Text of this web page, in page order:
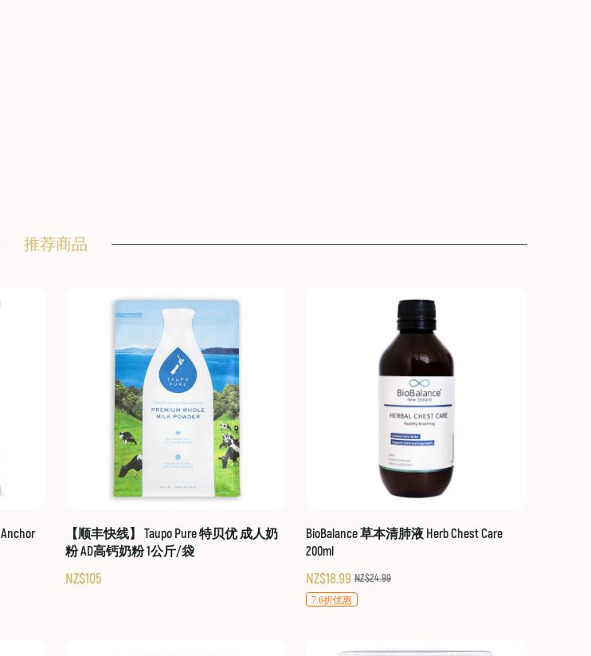
推荐商品
【顺丰快线】 Taupo Pure 特贝优 成人奶
粉 AD高钙奶粉 1公斤/袋
NZ$105
BioBalance 草本清肺液 Herb Chest Care
200ml
NZ$18.99 NZ$24.99
7.6折优惠